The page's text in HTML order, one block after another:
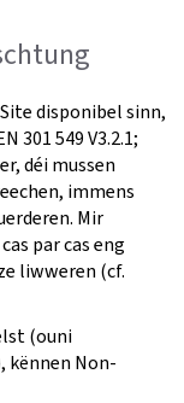
disponibel sinn,
301 549 V3.2.1;
déi mussen
immens
Mir
par cas eng
liwweren (cf.
(ouni
kënnen Non-